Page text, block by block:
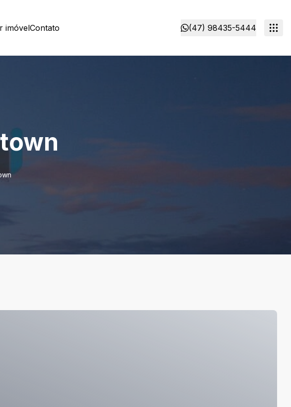
imóvelContato (47) 98435-5444